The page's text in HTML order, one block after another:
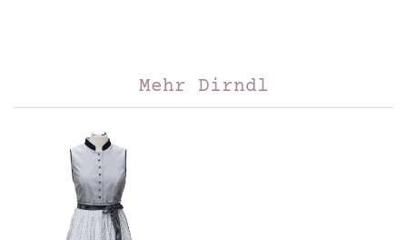
Mehr Dirndl